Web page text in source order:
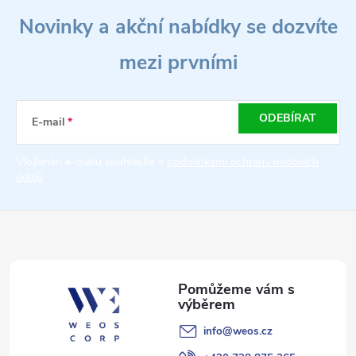
a
r
k
á
í
Novinky a akční nabídky se dozvíte
mezi prvními
E-mail ODEBÍRAT
info@weos.cz